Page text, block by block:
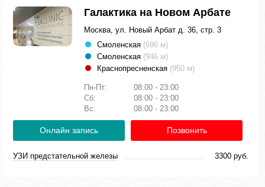
Галактика на Новом Арбате
Москва, ул. Новый Арбат д. 36, стр. 3
Смоленская (696 м)
Смоленская (946 м)
Краснопресненская (950 м)
Пн-Пт:
08:00 - 23:00
Сб:
08:00 - 23:00
Вс:
08:00 - 23:00
Онлайн запись Позвонить
УЗИ предстательной железы 3300 руб.